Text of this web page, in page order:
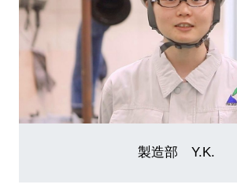
製造部 Y.K.